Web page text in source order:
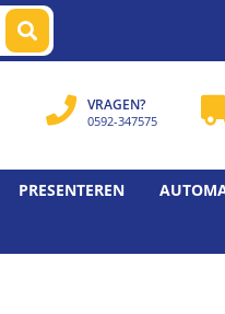
VRAGEN?
0592-347575
PRESENTEREN